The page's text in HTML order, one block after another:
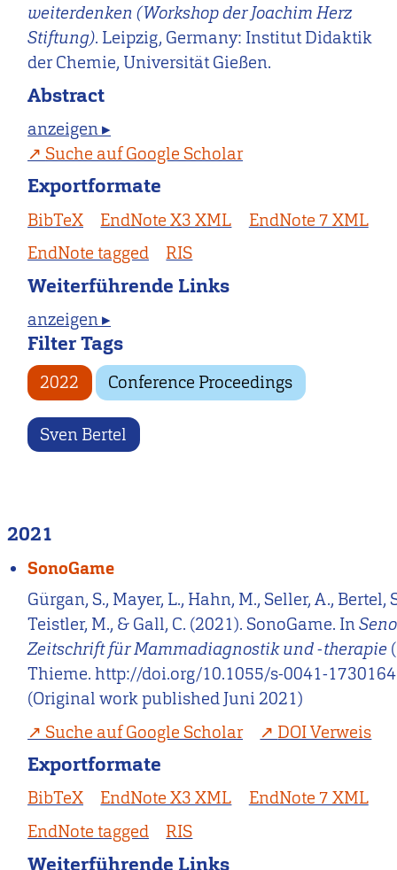
weiterdenken (Workshop der Joachim Herz
Stiftung). Leipzig, Germany: Institut Didaktik
der Chemie, Universität Gießen.
Abstract
anzeigen ▸
Suche auf Google Scholar
Exportformate
BibTeX EndNote X3 XML
EndNote 7 XML
EndNote tagged
RIS
Weiterführende Links
anzeigen ▸
Filter Tags
2022 Conference Proceedings
Sven Bertel
2021
SonoGame
Gürgan, S., Mayer, L., Hahn, M., Seller, A., Bertel,
Teistler, M., & Gall, C. (2021). SonoGame. In
Zeitschrift für Mammadiagnostik und -therapie
Thieme. http://doi.org/10.1055/s-0041-1730164
(Original work published Juni 2021)
Suche auf Google Scholar
DOI Verweis
Exportformate
BibTeX EndNote X3 XML
EndNote 7 XML
EndNote tagged
RIS
Weiterführende Links